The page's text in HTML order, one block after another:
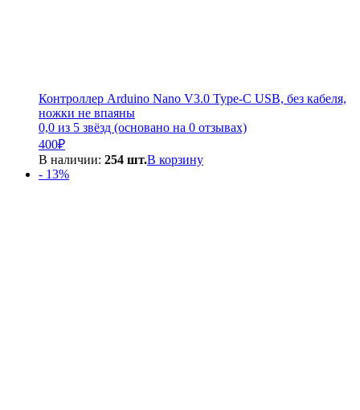
Контроллер Arduino Nano V3.0 Type-C USB, без кабеля,
ножки не впаяны
0,0 из 5 звёзд (основано на 0 отзывах)
400₽
В наличии: 254 шт.В корзину
- 13%